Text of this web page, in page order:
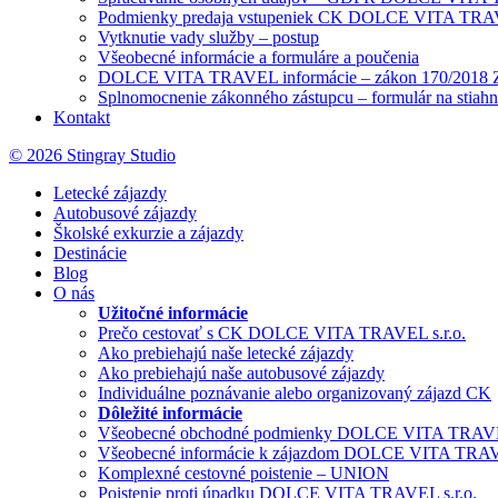
Podmienky predaja vstupeniek CK DOLCE VITA
Vytknutie vady služby – postup
Všeobecné informácie a formuláre a poučenia
DOLCE VITA TRAVEL informácie – zákon 170/2018
Splnomocnenie zákonného zástupcu – formulár na
Kontakt
© 2026 Stingray Studio
Letecké zájazdy
Autobusové zájazdy
Školské exkurzie a zájazdy
Destinácie
Blog
O nás
Užitočné informácie
Prečo cestovať s CK DOLCE VITA TRAVEL s.r.o.
Ako prebiehajú naše letecké zájazdy
Ako prebiehajú naše autobusové zájazdy
Individuálne poznávanie alebo organizovaný zájazd CK
Dôležité informácie
Všeobecné obchodné podmienky DOLCE VITA
Všeobecné informácie k zájazdom DOLCE VITA
Komplexné cestovné poistenie – UNION
Poistenie proti úpadku DOLCE VITA TRAVEL s.r.o.